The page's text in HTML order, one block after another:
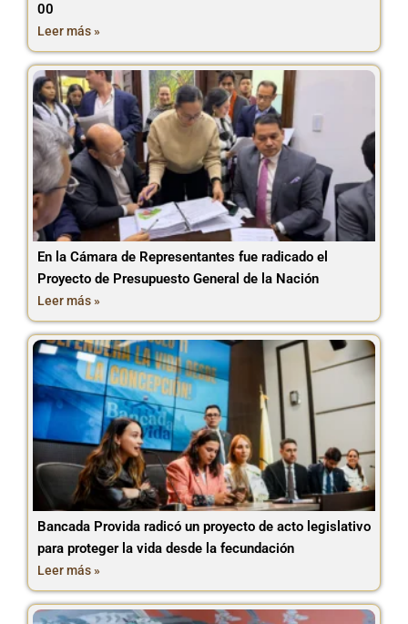
00
Leer más »
En la Cámara de Representantes fue radicado el
Proyecto de Presupuesto General de la Nación
Leer más »
Bancada Provida radicó un proyecto de acto legislativo
para proteger la vida desde la fecundación
Leer más »